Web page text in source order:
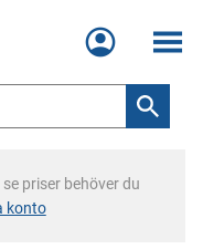
Meny
priser behöver du
konto